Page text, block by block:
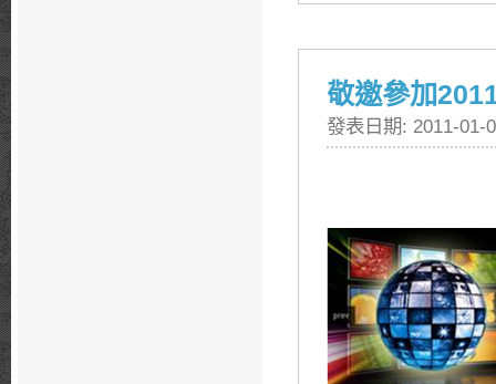
敬邀參加
發表日期: 2011-01-